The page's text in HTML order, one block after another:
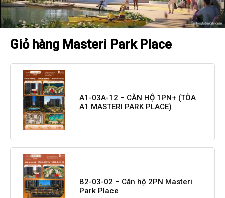
Giỏ hàng Masteri Park Place
A1-03A-12 – CĂN HỘ 1PN+ (TÒA
A1 MASTERI PARK PLACE)
B2-03-02 – Căn hộ 2PN Masteri
Park Place